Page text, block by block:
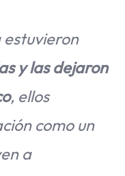
estuvieron
y las dejaron
, ellos
como un
a